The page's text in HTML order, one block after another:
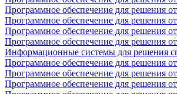
Программное обеспечение для решения
Программное обеспечение для решения
Программное обеспечение для решения
Программное обеспечение для решения
Информационные системы для решения
Программное обеспечение для решения
Программное обеспечение для решения
Программное обеспечение для решения